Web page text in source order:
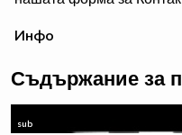
Инфо
Съдържание за
sub